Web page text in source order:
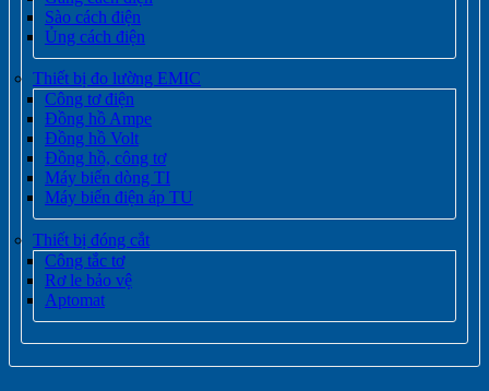
Sào cách điện
Ủng cách điện
Thiết bị đo lường EMIC
Công tơ điện
Đồng hồ Ampe
Đồng hồ Volt
Đồng hồ, công tơ
Máy biến dòng TI
Máy biến điện áp TU
Thiết bị đóng cắt
Công tắc tơ
Rơ le bảo vệ
Aptomat